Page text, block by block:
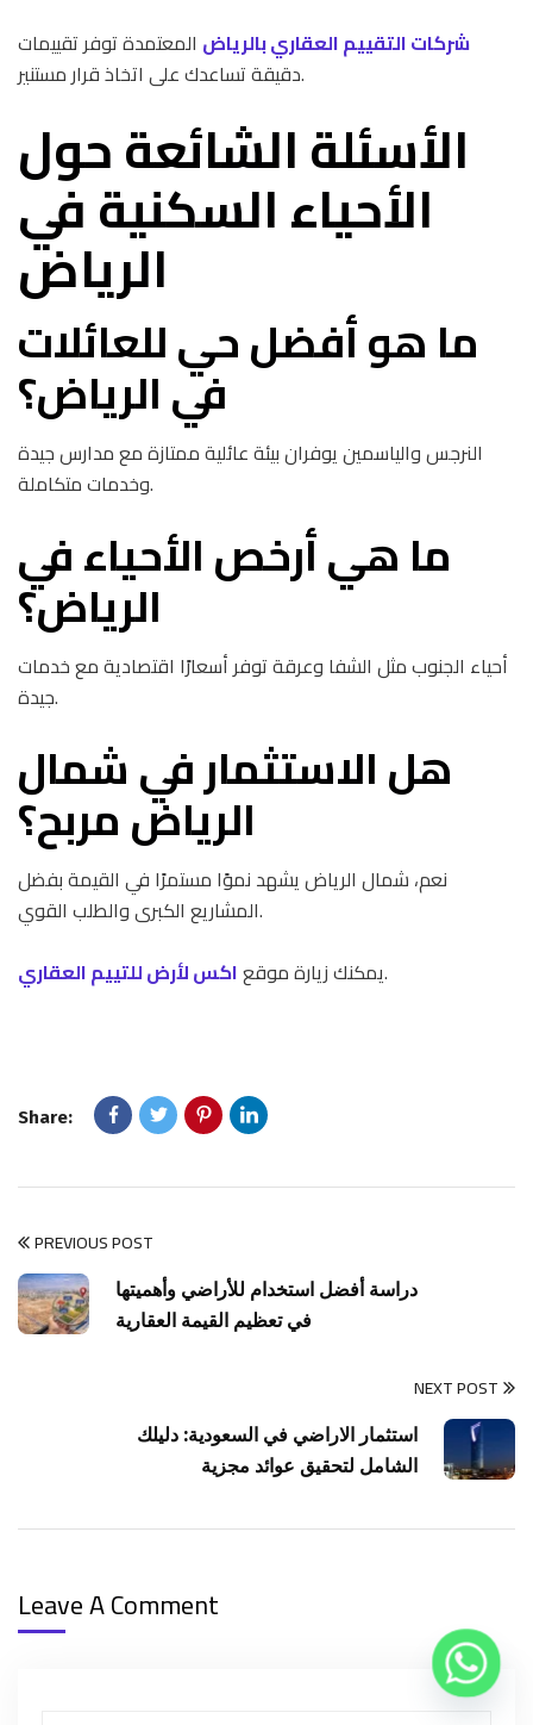
شركات التقييم العقاري بالرياض المعتمدة توفر تقييمات
دقيقة تساعدك على اتخاذ قرار مستنير.
الأسئلة الشائعة حول
الأحياء السكنية في
الرياض
ما هو أفضل حي للعائلات
النرجس والياسمين يوفران بيئة عائلية ممتازة مع مدارس جيدة
وخدمات متكاملة.
ما هي أرخص الأحياء في
أحياء الجنوب مثل الشفا وعرقة توفر أسعارًا اقتصادية مع خدمات
جيدة.
هل الاستثمار في شمال
نعم، شمال الرياض يشهد نموًا مستمرًا في القيمة بفضل
المشاريع الكبرى والطلب القوي.
يمكنك زيارة موقعاكس لأرض للتييم العقاري .
Share:
PREVIOUS POST
دراسة أفضل استخدام للأراضي وأهميتها
في تعظيم القيمة العقارية
NEXT POST
استثمار الاراضي في السعودية: دليلك
الشامل لتحقيق عوائد مجزية
Leave A Comment